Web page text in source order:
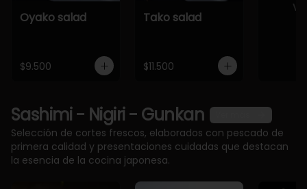
Oyako salad
$9.500
Tako salad
$11.500
Sashimi - Nigiri - Gunkan
Selección de cortes frescos, elaborados con pescado de
primera calidad y presentaciones cuidadas que destacan
la esencia de la cocina japonesa.